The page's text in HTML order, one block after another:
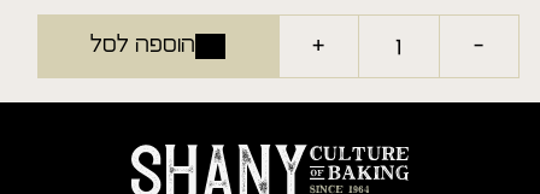
-
+ הוספה לסל